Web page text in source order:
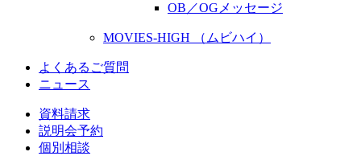
OB／OGメッセージ
MOVIES-HIGH （ムビハイ）
よくあるご質問
ニュース
資料請求
説明会予約
個別相談